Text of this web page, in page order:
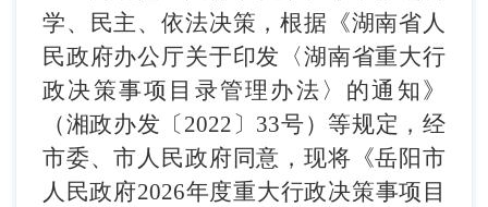
学、民主、依法决策，根据 《湖南省人
民政府办公厅关于印发〈湖南省重大行
政决策事项目录管理办法〉的通知》
（湘政办发〔 2022〕33号）等规定，经
市委、市人民政府同意，现将《岳阳市
人民政府2026年度重大行政决策事项目